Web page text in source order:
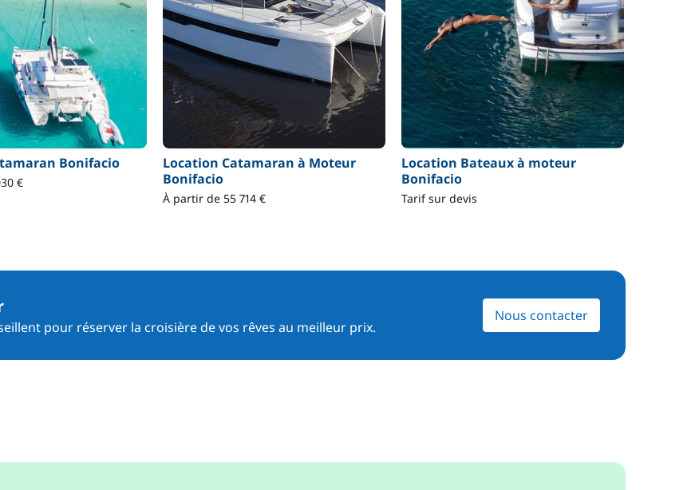
Bonifacio
€
Location Catamaran à Moteur
Bonifacio
À partir de 55 714 €
Location Bateaux à moteur
Bonifacio
Tarif sur devis
pour réserver la croisière de vos rêves au meilleur prix.
Nous contacter